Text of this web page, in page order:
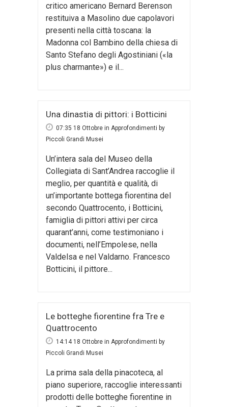
critico americano Bernard Berenson
restituiva a Masolino due capolavori
presenti nella città toscana: la
Madonna col Bambino della chiesa di
Santo Stefano degli Agostiniani («la
plus charmante») e il...
Una dinastia di pittori: i Botticini
07:35 18 Ottobre in Approfondimenti by
Piccoli Grandi Musei
Un’intera sala del Museo della
Collegiata di Sant’Andrea raccoglie il
meglio, per quantità e qualità, di
un’importante bottega fiorentina del
secondo Quattrocento, i Botticini,
famiglia di pittori attivi per circa
quarant’anni, come testimoniano i
documenti, nell’Empolese, nella
Valdelsa e nel Valdarno. Francesco
Botticini, il pittore...
Le botteghe fiorentine fra Tre e
Quattrocento
14:14 18 Ottobre in Approfondimenti by
Piccoli Grandi Musei
La prima sala della pinacoteca, al
piano superiore, raccoglie interessanti
prodotti delle botteghe fiorentine in